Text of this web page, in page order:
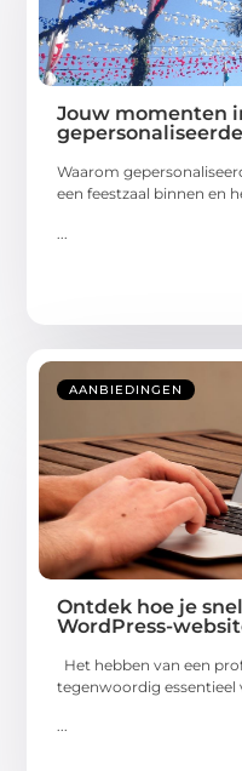
Jouw momenten
Waarom
een feestzaal binnen en
AANBIEDINGEN
Ontdek hoe je
WordPress-
Het hebben van een
tegenwoordig essentieel
...